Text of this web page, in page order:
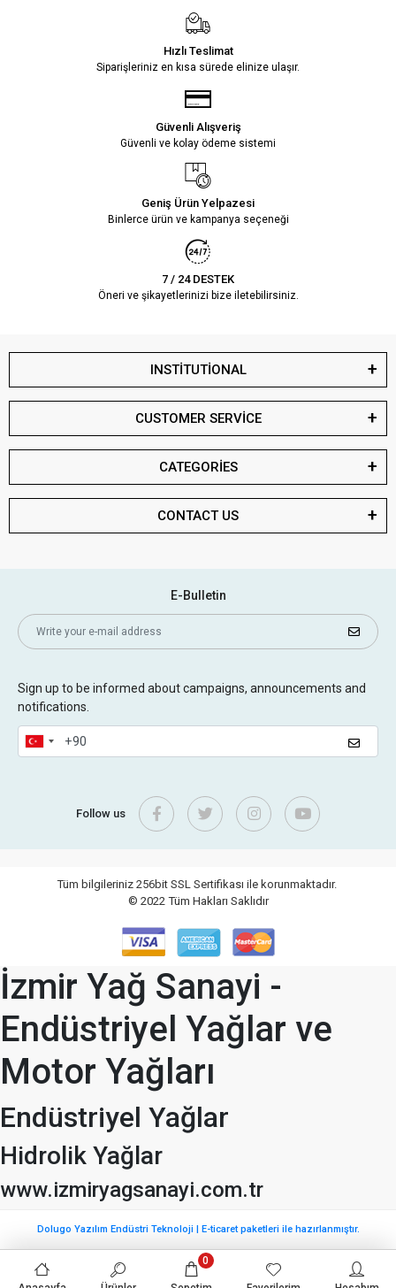
Hızlı Teslimat
Siparişleriniz en kısa sürede elinize ulaşır.
Güvenli Alışveriş
Güvenli ve kolay ödeme sistemi
Geniş Ürün Yelpazesi
Binlerce ürün ve kampanya seçeneği
7 / 24 DESTEK
Öneri ve şikayetlerinizi bize iletebilirsiniz.
INSTİTUTİONAL
CUSTOMER SERVİCE
CATEGORİES
CONTACT US
E-Bulletin
Sign up to be informed about campaigns, announcements and
notifications.
Follow us
Tüm bilgileriniz 256bit SSL Sertifikası ile korunmaktadır.
© 2022 Tüm Hakları Saklıdır
0
İzmir Yağ Sanayi -
Endüstriyel Yağlar ve
Motor Yağları
Endüstriyel Yağlar
Hidrolik Yağlar
www.izmiryagsanayi.com.tr
Dolugo Yazılım Endüstri Teknoloji | E-ticaret paketleri ile hazırlanmıştır.